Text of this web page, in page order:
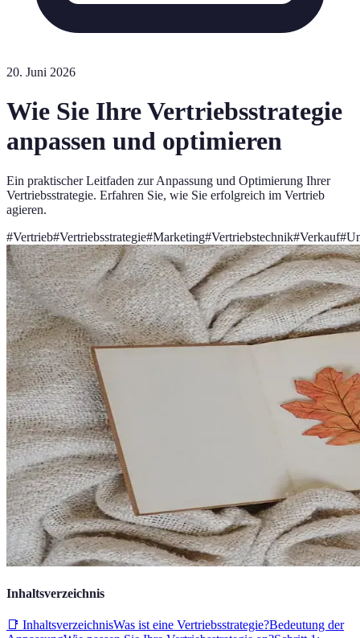
20. Juni 2026
Wie Sie Ihre Vertriebsstrategie
anpassen und optimieren
Ein praktischer Leitfaden zur Anpassung und Optimierung Ihrer
Vertriebsstrategie. Erfahren Sie, wie Sie erfolgreich im Vertrieb
agieren.
#Vertrieb#Vertriebsstrategie#Marketing#Vertriebstechnik#Verkauf#
Inhaltsverzeichnis
📑 InhaltsverzeichnisWas ist eine Vertriebsstrategie?Bedeutung der